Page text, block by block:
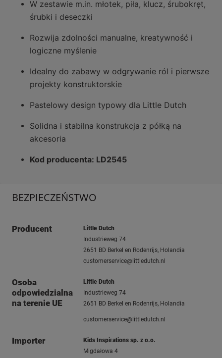
W zestawie m.in. młotek, piła, klucz, śrubokręt,
śrubki i deseczki
Rozwija zdolności manualne, kreatywność i
logiczne myślenie
Idealny do zabawy w odgrywanie ról i pierwsze
projekty konstruktorskie
Pastelowy design typowy dla Little Dutch
Solidna i stabilna konstrukcja z półką na
akcesoria
Kod producenta: LD2545
BEZPIECZEŃSTWO
Producent
Little Dutch
Industrieweg 74
2651 BD Berkel en Rodenrijs, Holandia
customerservice@littledutch.nl
Osoba
odpowiedzialna
na terenie UE
Little Dutch
Industrieweg 74
2651 BD Berkel en Rodenrijs, Holandia
customerservice@littledutch.nl
Importer
Kids Inspirations sp. z o.o.
Migdałowa 4